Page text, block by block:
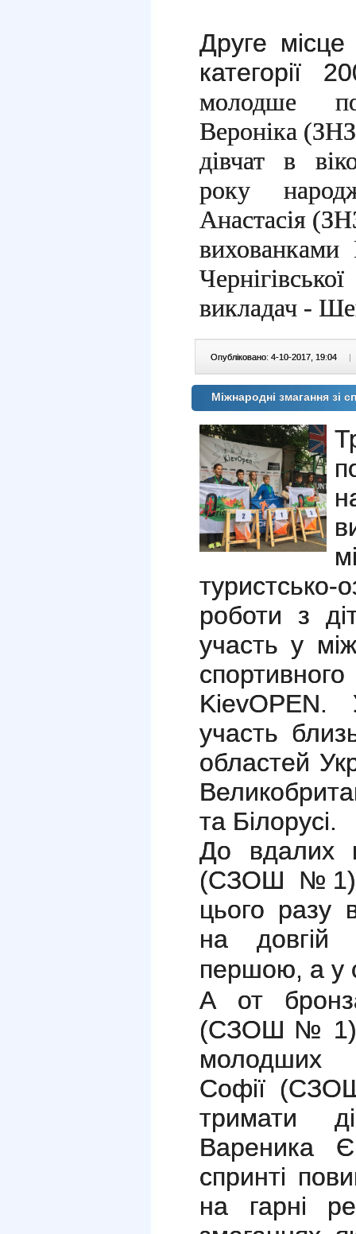
Друге місце
категорії
молодше
Вероніка
дівчат в
року
Анастасія
викладач -
Опубліковано: 4-10-2017, 19:04 |
Міжнародні змагання зі
туристсько-
роботи з
участь у
KievOPEN.
участь
областей
та Білорусі.
До вдалих
(СЗОШ №1)
цього разу
на довгій
першою, а у
А от
(СЗОШ № 1)
молодших
Софії
тримати
спринті
на гарні